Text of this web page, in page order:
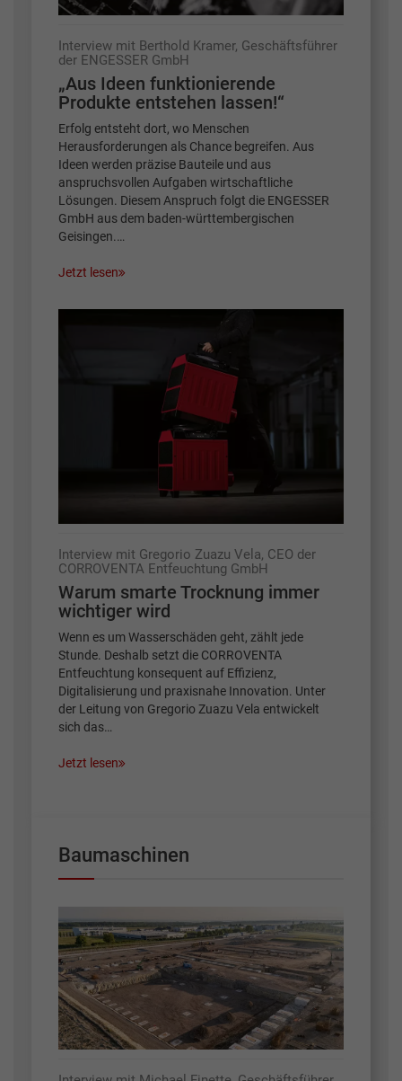
Interview mit Berthold Kramer, Geschäftsführer
der ENGESSER GmbH
„Aus Ideen funktionierende
Produkte entstehen lassen!“
Erfolg entsteht dort, wo Menschen
Herausforderungen als Chance begreifen. Aus
Ideen werden präzise Bauteile und aus
anspruchsvollen Aufgaben wirtschaftliche
Lösungen. Diesem Anspruch folgt die ENGESSER
GmbH aus dem baden-württembergischen
Geisingen.…
Jetzt lesen
Interview mit Gregorio Zuazu Vela, CEO der
CORROVENTA Entfeuchtung GmbH
Warum smarte Trocknung immer
wichtiger wird
Wenn es um Wasserschäden geht, zählt jede
Stunde. Deshalb setzt die CORROVENTA
Entfeuchtung konsequent auf Effizienz,
Digitalisierung und praxisnahe Innovation. Unter
der Leitung von Gregorio Zuazu Vela entwickelt
sich das…
Jetzt lesen
Baumaschinen